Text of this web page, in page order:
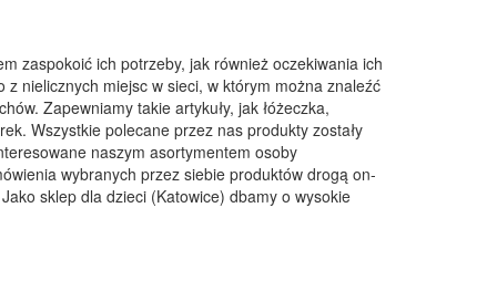
zaspokoić ich potrzeby, jak również oczekiwania ich
nielicznych miejsc w sieci, w którym można znaleźć
Zapewniamy takie artykuły, jak łóżeczka,
Wszystkie polecane przez nas produkty zostały
naszym asortymentem osoby
wybranych przez siebie produktów drogą on-
sklep dla dzieci (Katowice) dbamy o wysokie